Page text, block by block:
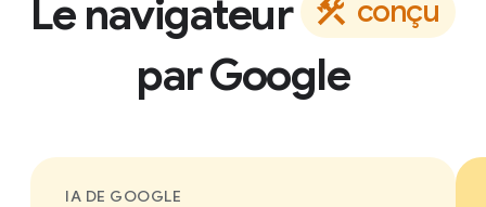
Le navigateur conçu
parGoogle
IA DE GOOGLE